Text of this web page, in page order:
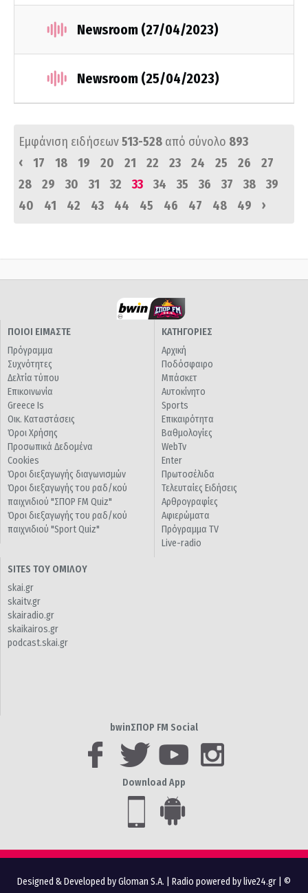
Newsroom (27/04/2023)
Newsroom (25/04/2023)
Εμφάνιση ειδήσεων513-528 από σύνολο 893
‹
17 18 19 20 21 22 23 24 25 26
27
28
29 30 31 32 33 34 35 36 37 38
39
40
41 42 43 44 45 46 47 48 49 ›
ΠΟΙΟΙ ΕΙΜΑΣΤΕ
Πρόγραμμα
Συχνότητες
Δελτία τύπου
Επικοινωνία
Greece Is
Οικ. Καταστάσεις
Όροι Χρήσης
Προσωπικά Δεδομένα
Cookies
Όροι διεξαγωγής διαγωνισμών
Όροι διεξαγωγής του ραδ/κού
παιχνιδιού "ΣΠΟΡ FM Quiz"
Όροι διεξαγωγής του ραδ/κού
παιχνιδιού "Sport Quiz"
ΚΑΤΗΓΟΡΙΕΣ
Αρχική
Ποδόσφαιρο
Μπάσκετ
Αυτοκίνητο
Sports
Επικαιρότητα
Βαθμολογίες
WebTv
Enter
Πρωτοσέλιδα
Τελευταίες Ειδήσεις
Αρθρογραφίες
Αφιερώματα
Πρόγραμμα TV
Live-radio
SITES ΤΟΥ ΟΜΙΛΟΥ
skai.gr
skaitv.gr
skairadio.gr
skaikairos.gr
podcast.skai.gr
bwinΣΠΟΡ FM Social
Download App
Designed & Developed by Gloman S.A. Radio powered by live24.gr | ©